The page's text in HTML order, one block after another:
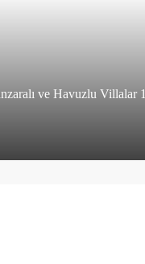
ve Havuzlu Villalar 1